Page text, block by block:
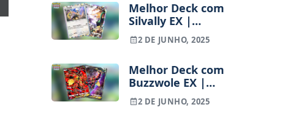
Eeeveelutions
Melhor Deck com
Silvally EX |
Pokémon TCG
Pocket
2 DE JUNHO, 2025
Melhor Deck com
Buzzwole EX |
Pokémon TCG
Pocket
2 DE JUNHO, 2025